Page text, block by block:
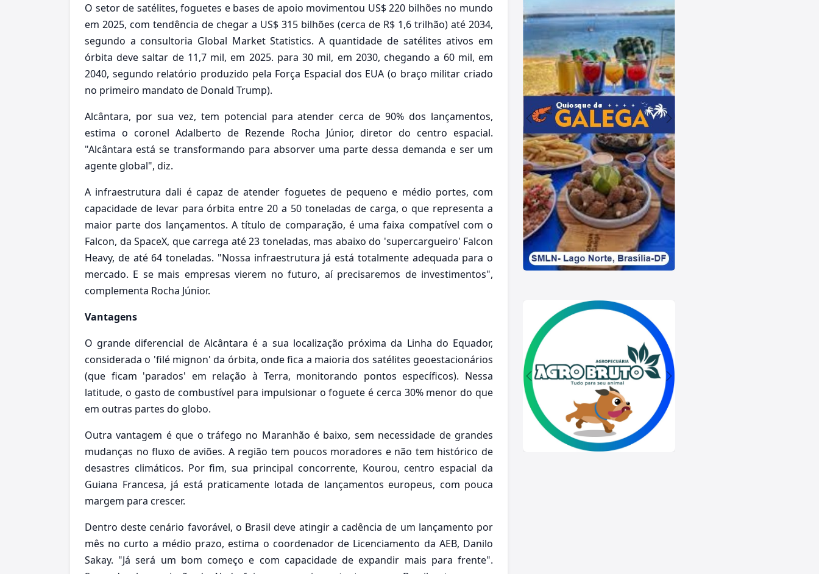
O setor de satélites, foguetes e bases de apoio movimentou US$ 220 bilhões no mundo
em 2025, com tendência de chegar a US$ 315 bilhões (cerca de R$ 1,6 trilhão) até 2034,
segundo a consultoria Global Market Statistics. A quantidade de satélites ativos em
órbita deve saltar de 11,7 mil, em 2025. para 30 mil, em 2030, chegando a 60 mil, em
2040, segundo relatório produzido pela Força Espacial dos EUA (o braço militar criado
no primeiro mandato de Donald Trump).
Alcântara, por sua vez, tem potencial para atender cerca de 90% dos lançamentos,
estima o coronel Adalberto de Rezende Rocha Júnior, diretor do centro espacial.
"Alcântara está se transformando para absorver uma parte dessa demanda e ser um
agente global", diz.
A infraestrutura dali é capaz de atender foguetes de pequeno e médio portes, com
capacidade de levar para órbita entre 20 a 50 toneladas de carga, o que representa a
maior parte dos lançamentos. A título de comparação, é uma faixa compatível com o
Falcon, da SpaceX, que carrega até 23 toneladas, mas abaixo do 'supercargueiro' Falcon
Heavy, de até 64 toneladas. "Nossa infraestrutura já está totalmente adequada para o
mercado. E se mais empresas vierem no futuro, aí precisaremos de investimentos",
complementa Rocha Júnior.
Vantagens
O grande diferencial de Alcântara é a sua localização próxima da Linha do Equador,
considerada o 'filé mignon' da órbita, onde fica a maioria dos satélites geoestacionários
(que ficam 'parados' em relação à Terra, monitorando pontos específicos). Nessa
latitude, o gasto de combustível para impulsionar o foguete é cerca 30% menor do que
em outras partes do globo.
Outra vantagem é que o tráfego no Maranhão é baixo, sem necessidade de grandes
mudanças no fluxo de aviões. A região tem poucos moradores e não tem histórico de
desastres climáticos. Por fim, sua principal concorrente, Kourou, centro espacial da
Guiana Francesa, já está praticamente lotada de lançamentos europeus, com pouca
margem para crescer.
Dentro deste cenário favorável, o Brasil deve atingir a cadência de um lançamento por
mês no curto a médio prazo, estima o coordenador de Licenciamento da AEB, Danilo
Sakay. "Já será um bom começo e com capacidade de expandir mais para frente".